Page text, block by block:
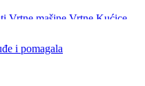
Vrtne mašine Vrtne Kućice
i pomagala